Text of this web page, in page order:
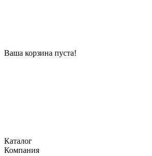
Ваша корзина пуста!
Каталог
Компания